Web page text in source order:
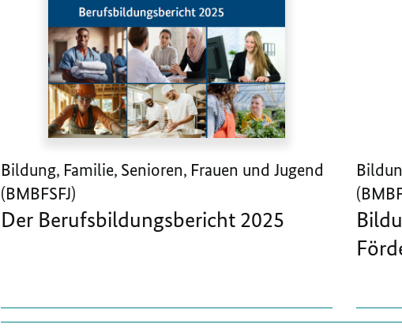
Bildung, Familie, Senioren, Frauen und Jugend
(BMBFSFJ)
Der Berufsbildungsbericht 2025